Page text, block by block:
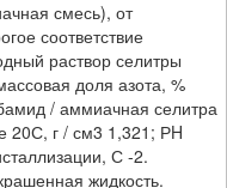
смесь), от
соответствие
раствор селитры
доля азота, %
/ аммиачная селитра
20С, г / см3 1,321; РH
С -2.
жидкость.